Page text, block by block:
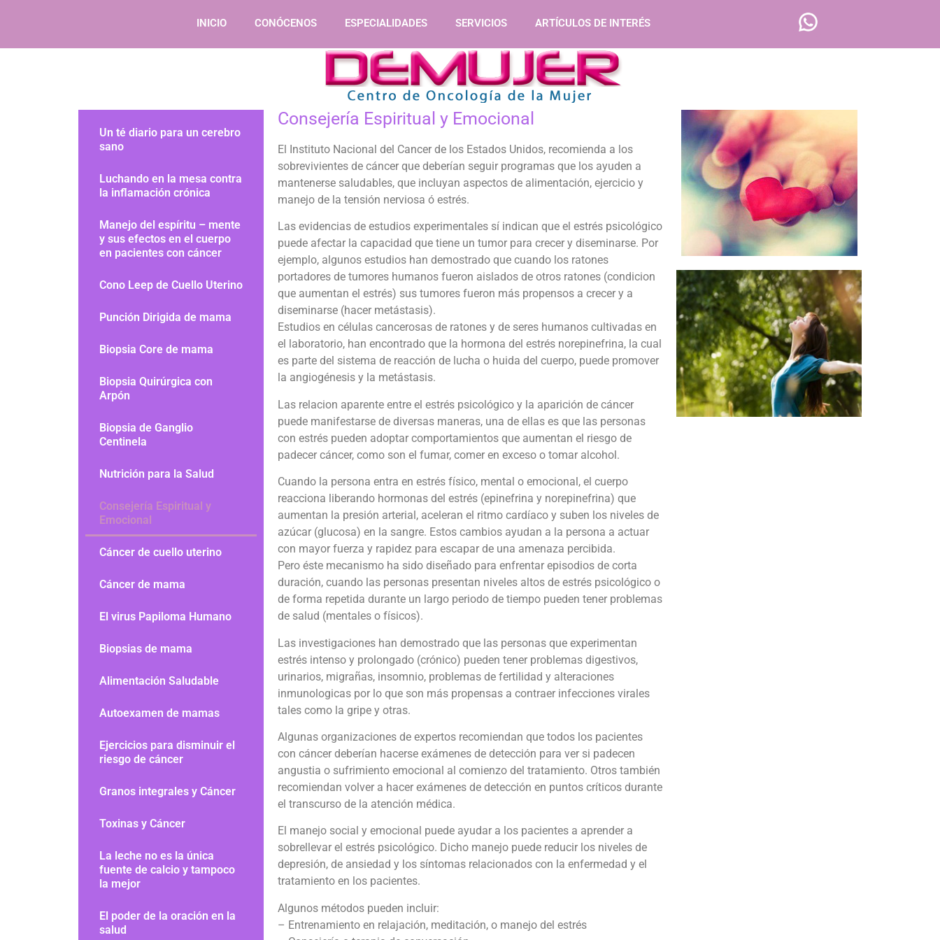
INICIO CONÓCENOS ESPECIALIDADES SERVICIOS ARTÍCULOS DE INTERÉS
Un té diario para un cerebro
sano
Luchando en la mesa contra
la inflamación crónica
Manejo del espíritu – mente
y sus efectos en el cuerpo
en pacientes con cáncer
Cono Leep de Cuello Uterino
Punción Dirigida de mama
Biopsia Core de mama
Biopsia Quirúrgica con
Arpón
Biopsia de Ganglio
Centinela
Nutrición para la Salud
Consejería Espiritual y
Emocional
Cáncer de cuello uterino
Cáncer de mama
El virus Papiloma Humano
Biopsias de mama
Alimentación Saludable
Autoexamen de mamas
Ejercicios para disminuir el
riesgo de cáncer
Granos integrales y Cáncer
Toxinas y Cáncer
La leche no es la única
fuente de calcio y tampoco
la mejor
El poder de la oración en la
salud
Consejería Espiritual y Emocional
El Instituto Nacional del Cancer de los Estados Unidos, recomienda a los
sobrevivientes de cáncer que deberían seguir programas que los ayuden a
mantenerse saludables, que incluyan aspectos de alimentación, ejercicio y
manejo de la tensión nerviosa ó estrés.
Las evidencias de estudios experimentales sí indican que el estrés psicológico
puede afectar la capacidad que tiene un tumor para crecer y diseminarse. Por
ejemplo, algunos estudios han demostrado que cuando los ratones
portadores de tumores humanos fueron aislados de otros ratones (condicion
que aumentan el estrés) sus tumores fueron más propensos a crecer y a
diseminarse (hacer metástasis).
Estudios en células cancerosas de ratones y de seres humanos cultivadas en
el laboratorio, han encontrado que la hormona del estrés norepinefrina, la cual
es parte del sistema de reacción de lucha o huida del cuerpo, puede promover
la angiogénesis y la metástasis.
Las relacion aparente entre el estrés psicológico y la aparición de cáncer
puede manifestarse de diversas maneras, una de ellas es que las personas
con estrés pueden adoptar comportamientos que aumentan el riesgo de
padecer cáncer, como son el fumar, comer en exceso o tomar alcohol.
Cuando la persona entra en estrés físico, mental o emocional, el cuerpo
reacciona liberando hormonas del estrés (epinefrina y norepinefrina) que
aumentan la presión arterial, aceleran el ritmo cardíaco y suben los niveles de
azúcar (glucosa) en la sangre. Estos cambios ayudan a la persona a actuar
con mayor fuerza y rapidez para escapar de una amenaza percibida.
Pero éste mecanismo ha sido diseñado para enfrentar episodios de corta
duración, cuando las personas presentan niveles altos de estrés psicológico o
de forma repetida durante un largo periodo de tiempo pueden tener problemas
de salud (mentales o físicos).
Las investigaciones han demostrado que las personas que experimentan
estrés intenso y prolongado (crónico) pueden tener problemas digestivos,
urinarios, migrañas, insomnio, problemas de fertilidad y alteraciones
inmunologicas por lo que son más propensas a contraer infecciones virales
tales como la gripe y otras.
Algunas organizaciones de expertos recomiendan que todos los pacientes
con cáncer deberían hacerse exámenes de detección para ver si padecen
angustia o sufrimiento emocional al comienzo del tratamiento. Otros también
recomiendan volver a hacer exámenes de detección en puntos críticos durante
el transcurso de la atención médica.
El manejo social y emocional puede ayudar a los pacientes a aprender a
sobrellevar el estrés psicológico. Dicho manejo puede reducir los niveles de
depresión, de ansiedad y los síntomas relacionados con la enfermedad y el
tratamiento en los pacientes.
Algunos métodos pueden incluir:
– Entrenamiento en relajación, meditación, o manejo del estrés